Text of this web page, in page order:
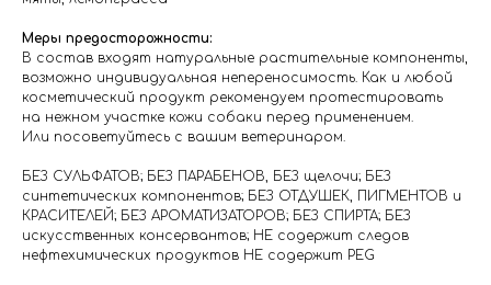
Меры предосторожности:
В состав входят натуральные растительные компоненты,
возможно индивидуальная непереносимость. Как и любой
косметический продукт рекомендуем протестировать
на нежном участке кожи собаки перед применением.
Или посоветуйтесь с вашим ветеринаром.
БЕЗ СУЛЬФАТОВ; БЕЗ ПАРАБЕНОВ, БЕЗ щелочи; БЕЗ
синтетических компонентов; БЕЗ ОТДУШЕК, ПИГМЕНТОВ и
КРАСИТЕЛЕЙ; БЕЗ АРОМАТИЗАТОРОВ; БЕЗ СПИРТА; БЕЗ
искусственных консервантов; НЕ содержит следов
нефтехимических продуктов НЕ содержит PEG